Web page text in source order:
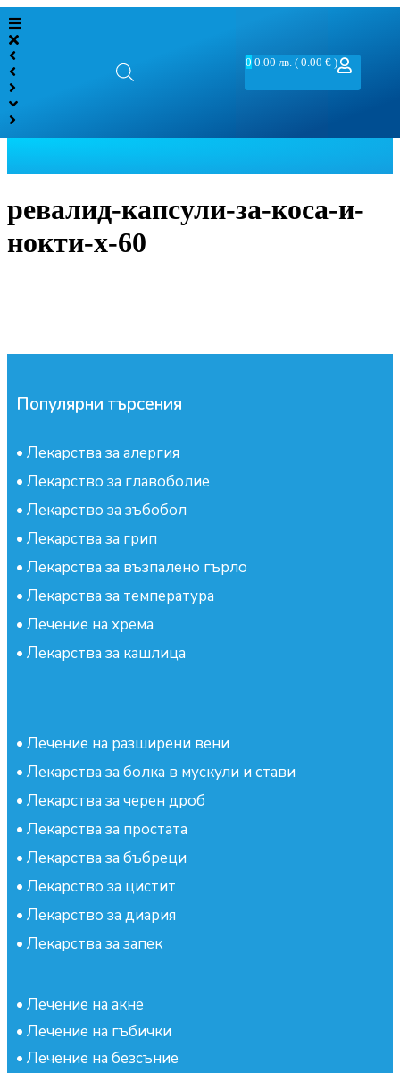
0 0.00лв. ( 0.00 € )
ревалид-капсули-за-коса-и-
нокти-х-60
Популярни търсения
• Лекарства за алергия
• Лекарство за главоболие
• Лекарство за зъбобол
• Лекарства за грип
• Лекарства за възпалено гърло
• Лекарства за температура
• Лечение на хрема
• Лекарства за кашлица
• Лечение на разширени вени
• Лекарства за болка в мускули и стави
• Лекарства за черен дроб
• Лекарства за простата
• Лекарства за бъбреци
• Лекарство за цистит
• Лекарство за диария
• Лекарства за запек
• Лечение на акне
• Лечение на гъбички
• Лечение на безсъние